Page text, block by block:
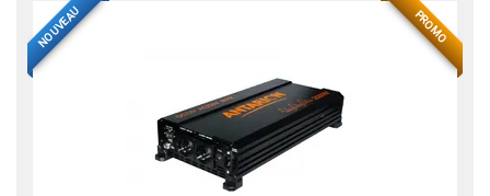
PROMO
NOUVEAU